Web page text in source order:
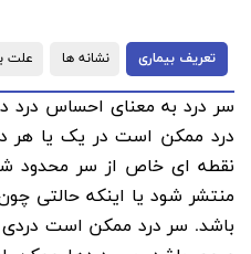
تعریف بیماری نشانه ها علت
سر درد به معنای احساس درد
درد ممکن است در یک یا هر
نقطه ای خاص از سر محدود
منتشر شود یا اینکه حالتی
باشد. سر درد ممکن است دردی